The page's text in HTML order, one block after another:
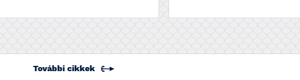
További cikkek